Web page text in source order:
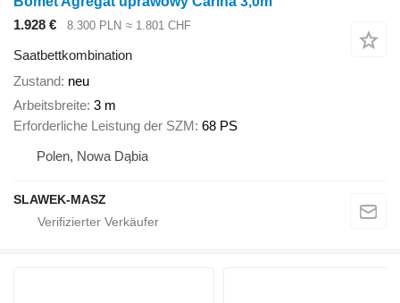
1.928 €
8.300 PLN ≈ 1.801 CHF
Saatbettkombination
Zustand neu
Arbeitsbreite 3 m
Erforderliche Leistung der SZM 68 PS
Polen, Nowa Dąbia
SLAWEK-MASZ